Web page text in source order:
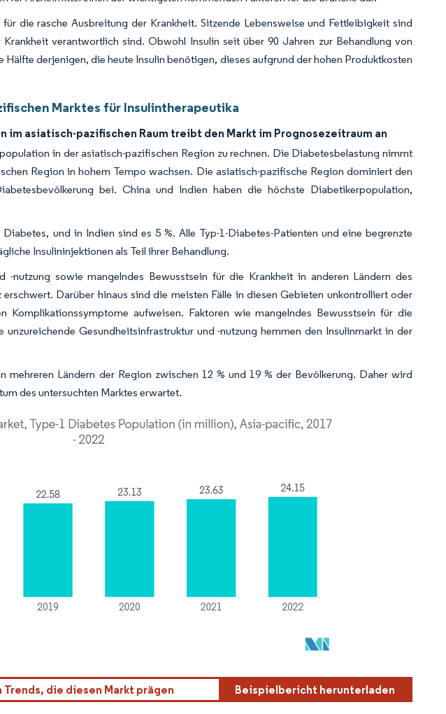
die rasche Ausbreitung der Krankheit. Sitzende Lebensweise und Fettleibigkeit sind
verantwortlich sind. Obwohl Insulin seit über 90 Jahren zur Behandlung von
derjenigen, die heute Insulin benötigen, dieses aufgrund der hohen Produktkosten
Marktes für Insulintherapeutika
asiatisch-pazifischen Raum treibt den Markt im Prognosezeitraum an
in der asiatisch-pazifischen Region zu rechnen. Die Diabetesbelastung nimmt
Region in hohem Tempo wachsen. Die asiatisch-pazifische Region dominiert den
bei. China und Indien haben die höchste Diabetikerpopulation,
und in Indien sind es 5 %. Alle Typ-1-Diabetes-Patienten und eine begrenzte
Insulininjektionen als Teil ihrer Behandlung.
-nutzung sowie mangelndes Bewusstsein für die Krankheit in anderen Ländern des
Darüber hinaus sind die meisten Fälle in diesen Gebieten unkontrolliert oder
Komplikationssymptome aufweisen. Faktoren wie mangelndes Bewusstsein für die
Gesundheitsinfrastruktur und -nutzung hemmen den Insulinmarkt in der
mehreren Ländern der Region zwischen 12 % und 19 % der Bevölkerung. Daher wird
des untersuchten Marktes erwartet.
gemäß CC BY 4.0.
die diesen Markt prägen Beispielbericht herunterladen